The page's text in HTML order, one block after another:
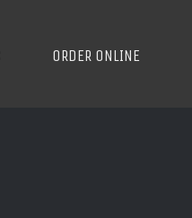
ORDER ONLINE